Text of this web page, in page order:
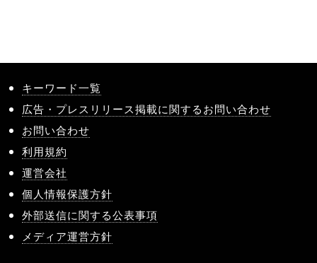
キーワード一覧
広告・プレスリリース掲載に関するお問い合わせ
お問い合わせ
利用規約
運営会社
個人情報保護方針
外部送信に関する公表事項
メディア運営方針